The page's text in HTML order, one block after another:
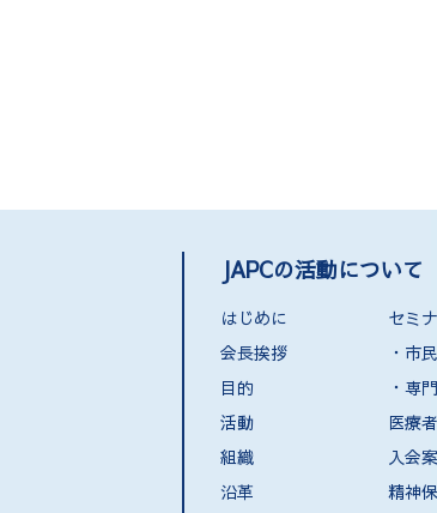
JAPCの活動について
はじめに
会長挨拶
目的
活動
組織
沿革
セミ
・市
・専
医療
入会
精神